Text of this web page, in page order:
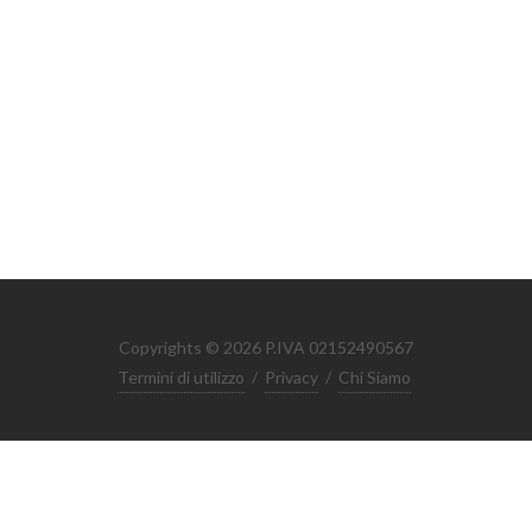
Copyrights © 2026 P.IVA 02152490567
Termini di utilizzo / Privacy / Chi Siamo